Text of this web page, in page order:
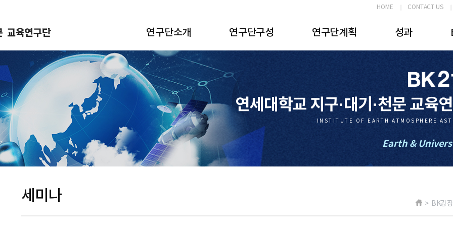
HOME CONTACT US
연구단소개 연구단구성 연구단계획 성과
연세대학교 지구·대기·천문 교육
INSTITUTE OF EARTH ATMOSPHERE
Earth &
세미나 > BK광